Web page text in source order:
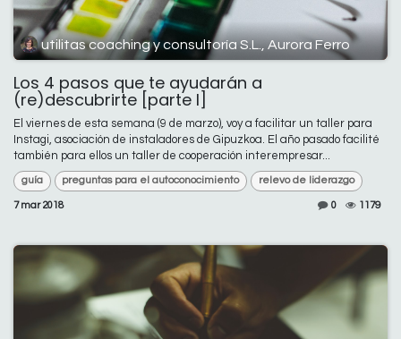
utilitas coaching y consultoría S.L., Aurora Ferro
Los 4 pasos que te ayudarán a
(re)descubrirte [parte I]
El viernes de esta semana (9 de marzo), voy a facilitar un taller para
Instagi, asociación de instaladores de Gipuzkoa. El año pasado facilité
también para ellos un taller de cooperación interempresar...
guía preguntas para el autoconocimiento relevo de liderazgo
7 mar 2018 0 1179